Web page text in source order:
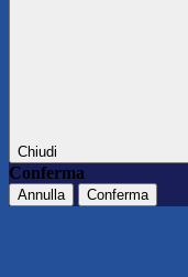
Chiudi
Conferma
Annulla Conferma